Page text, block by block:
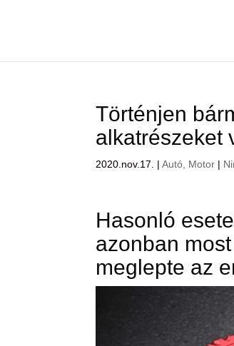
Történjen
alkatrészeket
2020.nov.17. |Autó, Motor |
Hasonló
azonban
meglepte az